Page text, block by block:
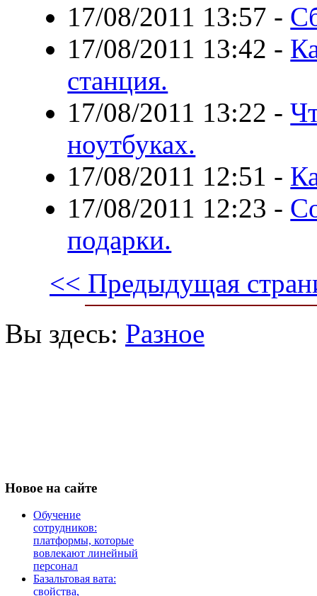
17/08/2011 13:57 -
17/08/2011 13:42 -
станция.
17/08/2011 13:22 -
ноутбуках.
17/08/2011 12:51 -
17/08/2011 12:23 -
подарки.
<< Предыдущая
Вы здесь: Разное
Новое на сайте
Обучение
сотрудников:
платформы, которые
вовлекают линейный
персонал
Базальтовая вата:
свойства,